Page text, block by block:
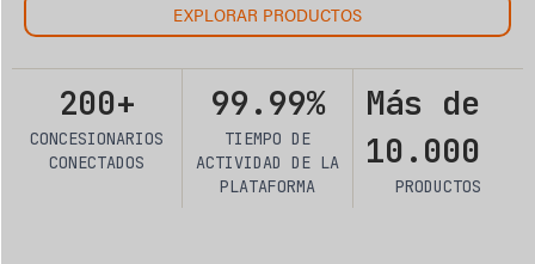
EXPLORAR PRODUCTOS
200+
CONCESIONARIOS
CONECTADOS
99.99%
TIEMPO DE
ACTIVIDAD DE LA
PLATAFORMA
Más de
10.000
PRODUCTOS